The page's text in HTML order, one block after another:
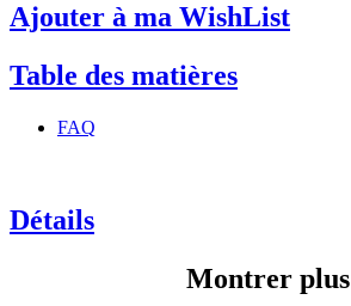
Ajouter à ma WishList
Table des matières
FAQ
Détails
Montrer plus